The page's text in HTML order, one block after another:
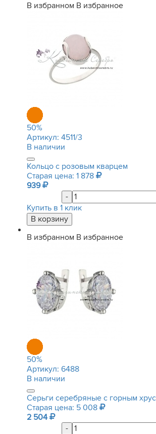
В избранном В избранное
50%
Артикул: 4511/3
В наличии
Кольцо с розовым кварцем
Старая цена: 1 878
939
-
Купить в 1 клик
В избранном В избранное
50%
Артикул: 6488
В наличии
Серьги серебряные с горным
Старая цена: 5 008
2 504
-